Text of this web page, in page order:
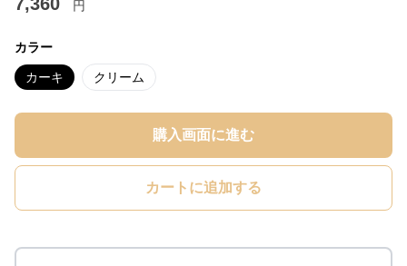
円
カラー
カーキ クリーム
購入画面に進む
カートに追加する